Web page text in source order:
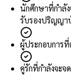
นักศึกษาที่กำลั
รับรองปริญญา
ผู้ประกอบการ
คู่รักที่กำลังจะ